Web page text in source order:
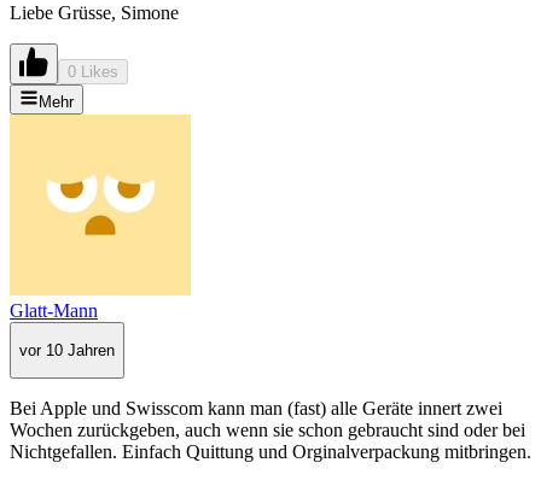
Liebe Grüsse, Simone
0 Likes
Mehr
Glatt-Mann
vor 10 Jahren
Bei Apple und Swisscom kann man (fast) alle Geräte innert zwei
Wochen zurückgeben, auch wenn sie schon gebraucht sind oder bei
Nichtgefallen. Einfach Quittung und Orginalverpackung mitbringen.